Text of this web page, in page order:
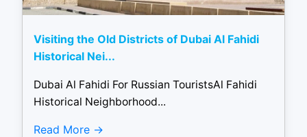
Visiting the Old Districts of Dubai Al Fahidi
Historical Nei...
Dubai Al Fahidi For Russian TouristsAl Fahidi
Historical Neighborhood...
Read More